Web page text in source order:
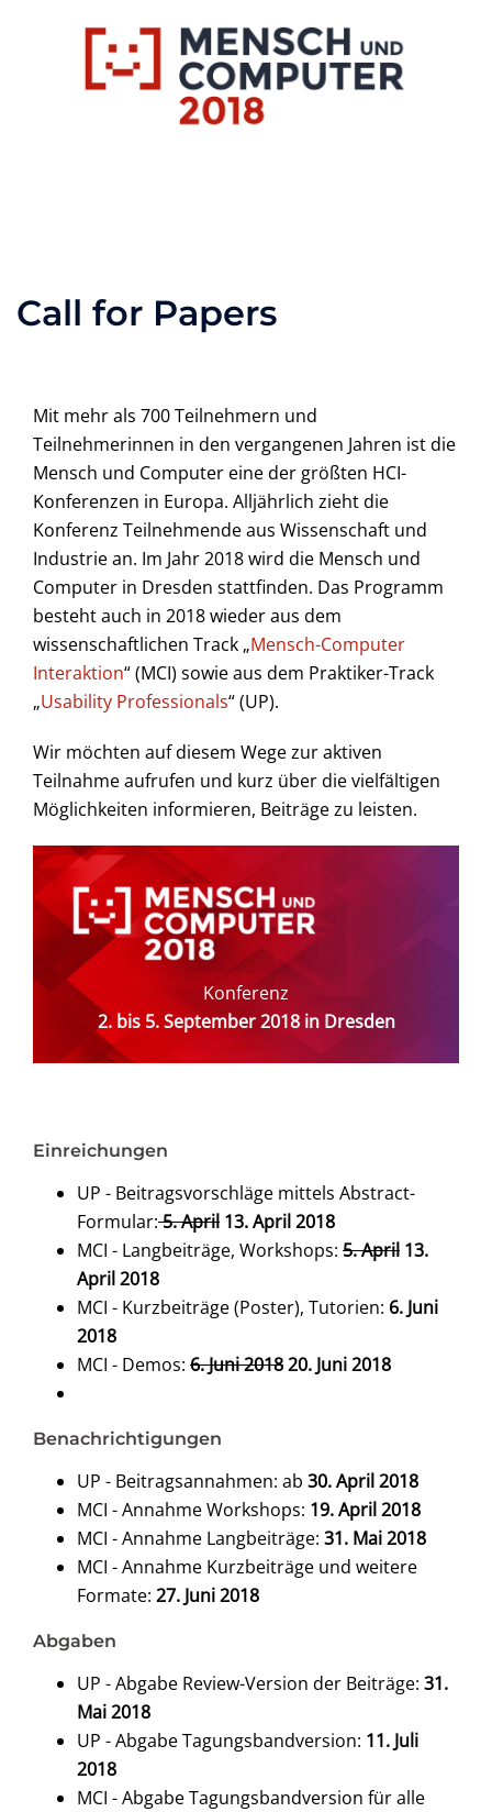
Call for Papers
Mit mehr als 700 Teilnehmern und
Teilnehmerinnen in den vergangenen Jahren ist die
Mensch und Computer eine der größten HCI-
Konferenzen in Europa. Alljährlich zieht die
Konferenz Teilnehmende aus Wissenschaft und
Industrie an. Im Jahr 2018 wird die Mensch und
Computer in Dresden stattfinden. Das Programm
besteht auch in 2018 wieder aus dem
wissenschaftlichen Track „Mensch-Computer
Interaktion“ (MCI) sowie aus dem Praktiker-Track
„Usability Professionals“ (UP).
Wir möchten auf diesem Wege zur aktiven
Teilnahme aufrufen und kurz über die vielfältigen
Möglichkeiten informieren, Beiträge zu leisten.
Konferenz
2. bis 5. September 2018 in Dresden
Einreichungen
UP - Beitragsvorschläge mittels Abstract-
Formular:5. April 13. April 2018
MCI - Langbeiträge, Workshops: 5. April 13.
April 2018
MCI - Kurzbeiträge (Poster), Tutorien: 6. Juni
2018
MCI - Demos: 6. Juni 201820. Juni 2018
Benachrichtigungen
UP - Beitragsannahmen: ab 30. April 2018
MCI - Annahme Workshops: 19. April 2018
MCI - Annahme Langbeiträge: 31. Mai 2018
MCI - Annahme Kurzbeiträge und weitere
Formate: 27. Juni 2018
Abgaben
UP - Abgabe Review-Version der Beiträge: 31.
Mai 2018
UP - Abgabe Tagungsbandversion: 11. Juli
2018
MCI - Abgabe Tagungsbandversion für alle